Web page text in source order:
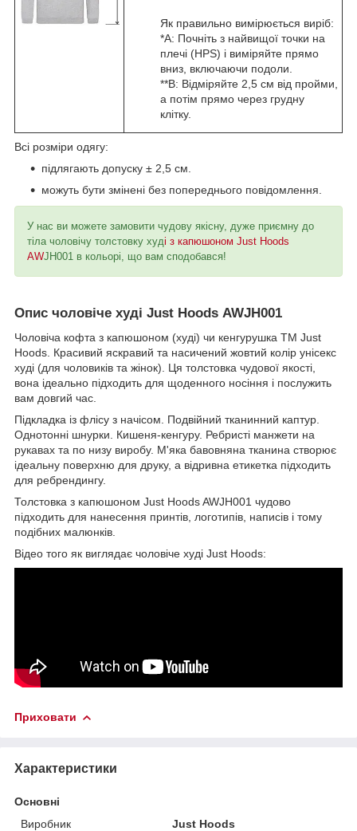
Як правильно вимірюється виріб:
*A: Почніть з найвищої точки на
плечі (HPS) і виміряйте прямо
вниз, включаючи подоли.
**B: Відміряйте 2,5 см від пройми,
а потім прямо через грудну
клітку.
Всі розміри одягу:
підлягають допуску ± 2,5 см.
можуть бути змінені без попереднього повідомлення.
У нас ви можете замовити чудову якісну, дуже приємну до
тіла чоловічу толстовку худі з капюшоном Just Hoods
AWJH001 в кольорі, що вам сподобався!
Опис чоловіче худі Just Hoods AWJH001
Чоловіча кофта з капюшоном (худі) чи кенгурушка TM Just
Hoods. Красивий яскравий та насичений жовтий колір унісекс
худі (для чоловиків та жінок). Ця толстовка чудової якості,
вона ідеально підходить для щоденного носіння і послужить
вам довгий час.
Підкладка із флісу з начісом. Подвійний тканинний каптур.
Однотонні шнурки. Кишеня-кенгуру. Ребристі манжети на
рукавах та по низу виробу. М'яка бавовняна тканина створює
ідеальну поверхню для друку, а відривна етикетка підходить
для ребрендингу.
Толстовка з капюшоном Just Hoods AWJH001 чудово
підходить для нанесення принтів, логотипів, написів і тому
подібних малюнків.
Відео того як виглядає чоловіче худі Just Hoods:
Приховати
Характеристики
Основні
Виробник
Just Hoods